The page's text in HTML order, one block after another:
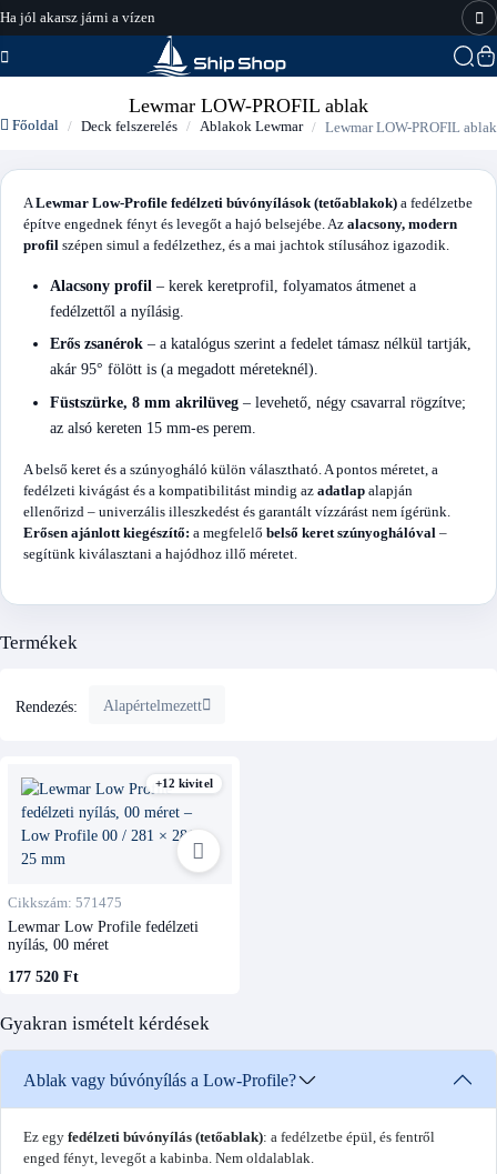
Ha jól akarsz járni a vízen
hajo-felszereles.hu
Lewmar LOW-PROFIL ablak
Főoldal Deck felszerelés Ablakok Lewmar Lewmar LOW-PROFIL ablak
ALewmar Low-Profile fedélzeti búvónyílások (tetőablakok) a fedélzetbe
építve engednek fényt és levegőt a hajó belsejébe. Az alacsony, modern
profil szépen simul a fedélzethez, és a mai jachtok stílusához igazodik.
Alacsony profil – kerek keretprofil, folyamatos átmenet a
fedélzettől a nyílásig.
Erős zsanérok – a katalógus szerint a fedelet támasz nélkül tartják,
akár 95° fölött is (a megadott méreteknél).
Füstszürke, 8 mm akrilüveg – levehető, négy csavarral rögzítve;
az alsó kereten 15 mm-es perem.
A belső keret és a szúnyogháló külön választható. A pontos méretet, a
fedélzeti kivágást és a kompatibilitást mindig az adatlap alapján
ellenőrizd – univerzális illeszkedést és garantált vízzárást nem ígérünk.
Erősen ajánlott kiegészítő: a megfelelő belső keret szúnyoghálóval –
segítünk kiválasztani a hajódhoz illő méretet.
Termékek
Rendezés: Alapértelmezett
+12 kivitel
Cikkszám: 571475
Lewmar Low Profile fedélzeti
nyílás, 00 méret
177 520 Ft
Gyakran ismételt kérdések
Ablak vagy búvónyílás a Low-Profile?
Ez egy fedélzeti búvónyílás (tetőablak): a fedélzetbe épül, és fentről
enged fényt, levegőt a kabinba. Nem oldalablak.